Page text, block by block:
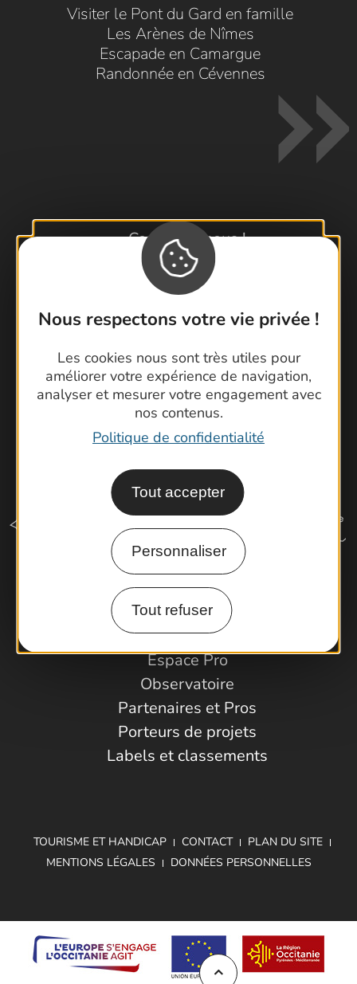
Nous respectons votre vie privée !
Les cookies nous sont très utiles pour
améliorer votre expérience de navigation,
analyser et mesurer votre engagement avec
nos contenus.
Politique de confidentialité
Tout accepter
Personnaliser
Tout refuser
Visiter le Pont du Gard en famille
Les Arènes de Nîmes
Escapade en Camargue
Randonnée en Cévennes
Contactez-nous !
Foire aux questions
Brochures
Cartoguides et Topoguides
Comment venir ?
Espace Pro
Observatoire
Partenaires et Pros
Porteurs de projets
Labels et classements
TOURISME ET HANDICAP CONTACT
PLAN DU SITE
MENTIONS LÉGALES
DONNÉES PERSONNELLES